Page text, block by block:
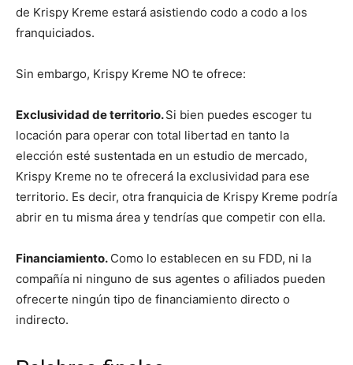
de Krispy Kreme estará asistiendo codo a codo a los
franquiciados.
Sin embargo, Krispy Kreme NO te ofrece:
Exclusividad de territorio.Si bien puedes escoger tu
locación para operar con total libertad en tanto la
elección esté sustentada en un estudio de mercado,
Krispy Kreme no te ofrecerá la exclusividad para ese
territorio. Es decir, otra franquicia de Krispy Kreme podría
abrir en tu misma área y tendrías que competir con ella.
Financiamiento. Como lo establecen en su FDD, ni la
compañía ni ninguno de sus agentes o afiliados pueden
ofrecerte ningún tipo de financiamiento directo o
indirecto.